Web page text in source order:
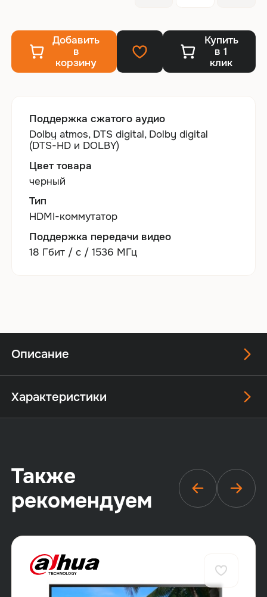
Добавить
в
корзину
Купить
в 1
клик
Поддержка сжатого аудио
Dolby atmos, DTS digital, Dolby digital
(DTS-HD и DOLBY)
Цвет товара
черный
Тип
HDMI-коммутатор
Поддержка передачи видео
18 Гбит / с / 1536 МГц
Описание
Характеристики
Также
рекомендуем